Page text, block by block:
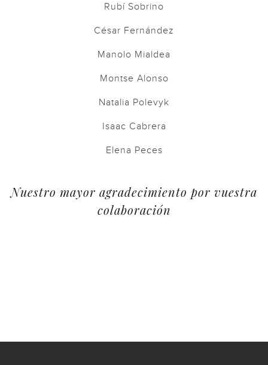
Rubí Sobrino
César Fernández
Manolo Mialdea
Montse Alonso
Natalia Polevyk
Isaac Cabrera
Elena Peces
Nuestro mayor agradecimiento por vuestra
colaboración